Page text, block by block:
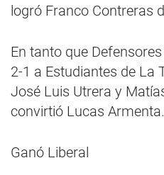
logró Franco Contreras
En tanto que
2-1 a Estudiantes de La
José Luis Utrera y
convirtió Lucas Armenta.
Ganó Liberal